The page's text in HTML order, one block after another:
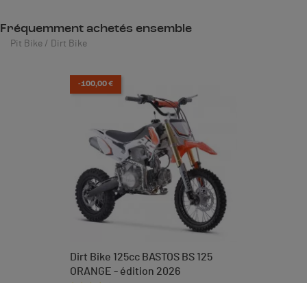
Fréquemment achetés ensemble
Pit Bike / Dirt Bike
-100,00 €
Dirt Bike 125cc BASTOS BS 125
ORANGE - édition 2026